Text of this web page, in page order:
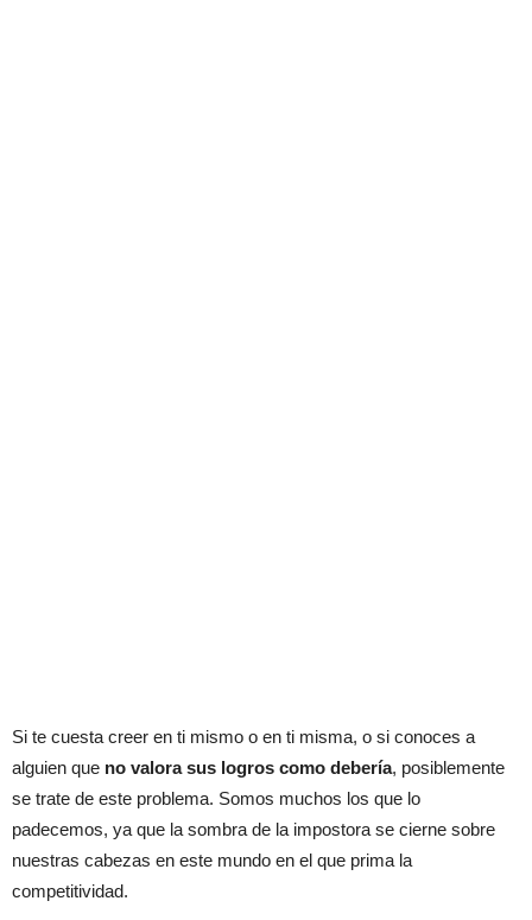
Si te cuesta creer en ti mismo o en ti misma, o si conoces a
alguien que no valora sus logros como debería, posiblemente
se trate de este problema. Somos muchos los que lo
padecemos, ya que la sombra de la impostora se cierne sobre
nuestras cabezas en este mundo en el que prima la
competitividad.